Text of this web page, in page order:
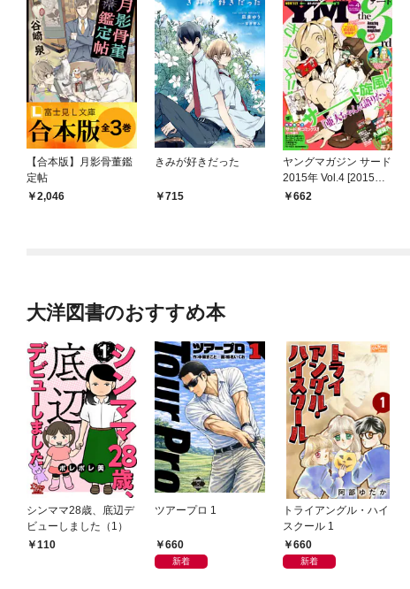
【合本版】月影骨董鑑
定帖
2,046
きみが好きだった
715
ヤングマガジン サード
2015年 Vol.4 [2015年3
月6日発売]
662
大洋図書のおすすめ本
シンママ28歳、底辺デ
ビューしました（1）
110
ツアープロ 1
660
新着
トライアングル・ハイ
スクール 1
660
新着